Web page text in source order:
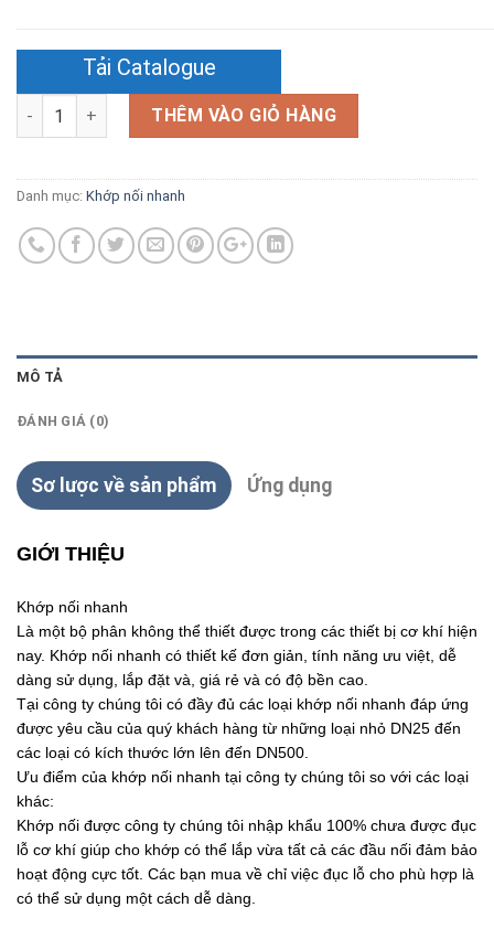
Tải Catalogue
Số lượng THÊM VÀO GIỎ HÀNG
Danh mục: Khớp nối nhanh
MÔ TẢ
ĐÁNH GIÁ (0)
Sơ lược về sản phẩm Ứng dụng
GIỚI THIỆU
Khớp nối nhanh
Là một bộ phân không thể thiết được trong các thiết bị cơ khí hiện
nay. Khớp nối nhanh có thiết kế đơn giản, tính năng ưu việt, dễ
dàng sử dụng, lắp đặt và, giá rẻ và có độ bền cao.
Tại công ty chúng tôi có đầy đủ các loại khớp nối nhanh đáp ứng
được yêu cầu của quý khách hàng từ những loại nhỏ DN25 đến
các loại có kích thước lớn lên đến DN500.
Ưu điểm của khớp nối nhanh tại công ty chúng tôi so với các loại
khác:
Khớp nối được công ty chúng tôi nhập khẩu 100% chưa được đục
lỗ cơ khí giúp cho khớp có thể lắp vừa tất cả các đầu nối đảm bảo
hoạt động cực tốt. Các bạn mua về chỉ việc đục lỗ cho phù hợp là
có thể sử dụng một cách dễ dàng.